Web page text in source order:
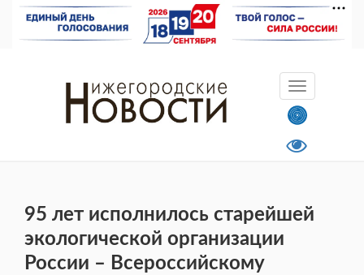
95 лет исполнилось старейшей
экологической организации
России – Всероссийскому